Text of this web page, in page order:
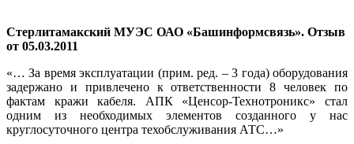
Стерлитамакский МУЭС ОАО «Башинформсвязь». Отзыв
от 05.03.2011
«… За время эксплуатации (прим. ред. – 3 года) оборудования
задержано и привлечено к ответственности 8 человек по
фактам кражи кабеля. АПК «Ценсор-Технотроникс» стал
одним из необходимых элементов созданного у нас
круглосуточного центра техобслуживания АТС…»